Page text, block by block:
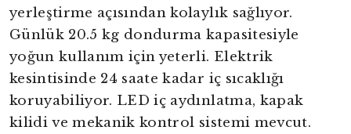
yerleştirme açısından kolaylık sağlıyor.
Günlük 20.5 kg dondurma kapasitesiyle
yoğun kullanım için yeterli. Elektrik
kesintisinde 24 saate kadar iç sıcaklığı
koruyabiliyor. LED iç aydınlatma, kapak
kilidi ve mekanik kontrol sistemi mevcut.